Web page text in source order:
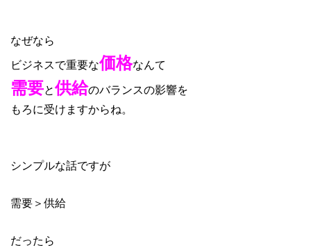
なぜなら
ビジネスで重要な価格なんて
需要と供給のバランスの影響を
もろに受けますからね。
シンプルな話ですが
需要＞供給
だったら